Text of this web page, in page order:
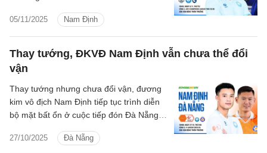
05/11/2025 Nam Định
Thay tướng, ĐKVĐ Nam Định vẫn chưa thể đổi
vận
27/10/2025 Đà Nẵng
Thay tướng nhưng chưa đổi vận, đương
kim vô địch Nam Định tiếp tục trình diễn
bộ mặt bất ổn ở cuộc tiếp đón Đà Nẵng